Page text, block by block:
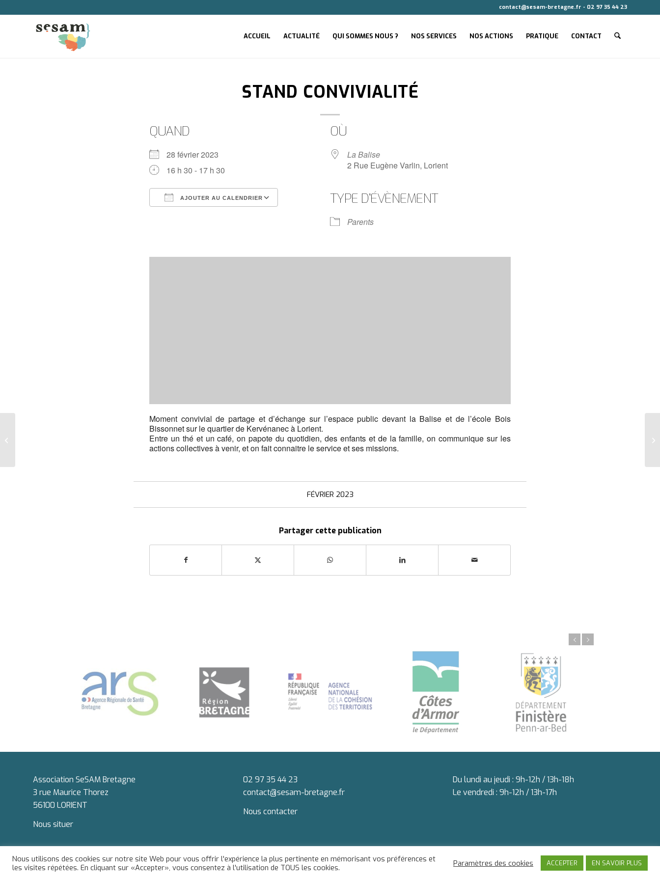
contact@sesam-bretagne.fr - 02 97 35 44 23
ACCUEIL ACTUALITÉ QUI SOMMES NOUS ? NOS SERVICES NOS ACTIONS PRATIQUE CONTACT
STAND CONVIVIALITÉ
QUAND
28 février 2023
16 h 30 - 17 h 30
AJOUTER AU CALENDRIER
Calendrier Google
OÙ
La Balise
2 Rue Eugène Varlin, Lorient
TYPE D’ÉVÈNEMENT
Parents
Moment convivial de partage et d’échange sur l’espace public devant la Balise et de l’école Bois
Bissonnet sur le quartier de Kervénanec à Lorient.
Entre un thé et un café, on papote du quotidien, des enfants et de la famille, on communique sur les
actions collectives à venir, et on fait connaitre le service et ses missions.
FÉVRIER 2023
Partager cette publication
Association SeSAM Bretagne
3 rue Maurice Thorez
56100 LORIENT
Nous situer
02 97 35 44 23
contact@sesam-bretagne.fr
Nous contacter
Du lundi au jeudi : 9h-12h / 13h-18h
Le vendredi : 9h-12h / 13h-17h
SESAM Bretagne Mentions légales| Réalisé par l'Association Défis
Nous utilisons des cookies sur notre site Web pour vous offrir l'expérience la plus pertinente en mémorisant vos préférences et
les visites répétées. En cliquant sur «Accepter», vous consentez à l'utilisation de TOUS les cookies.
Paramètres des cookies ACCEPTER EN SAVOIR PLUS